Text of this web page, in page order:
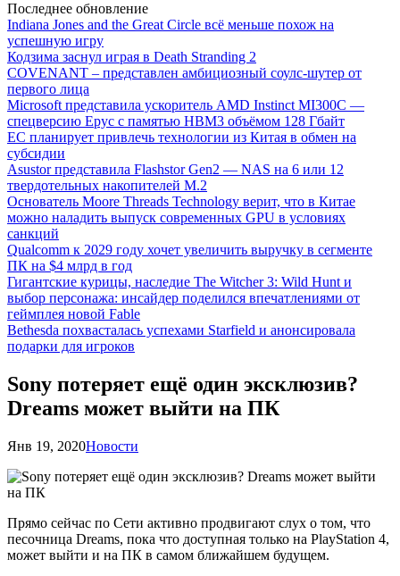
Последнее обновление
Indiana Jones and the Great Circle всё меньше похож на
успешную игру
Кодзима заснул играя в Death Stranding 2
COVENANT – представлен амбициозный соулс-шутер от
первого лица
Microsoft представила ускоритель AMD Instinct MI300C —
спецверсию Epyc с памятью HBM3 объёмом 128 Гбайт
ЕС планирует привлечь технологии из Китая в обмен на
субсидии
Asustor представила Flashstor Gen2 — NAS на 6 или 12
твердотельных накопителей M.2
Основатель Moore Threads Technology верит, что в Китае
можно наладить выпуск современных GPU в условиях
санкций
Qualcomm к 2029 году хочет увеличить выручку в сегменте
ПК на $4 млрд в год
Гигантские курицы, наследие The Witcher 3: Wild Hunt и
выбор персонажа: инсайдер поделился впечатлениями от
геймплея новой Fable
Bethesda похвасталась успехами Starfield и анонсировала
подарки для игроков
Sony потеряет ещё один эксклюзив?
Dreams может выйти на ПК
Янв 19, 2020Новости
Прямо сейчас по Сети активно продвигают слух о том, что
песочница Dreams, пока что доступная только на PlayStation 4,
может выйти и на ПК в самом ближайшем будущем.